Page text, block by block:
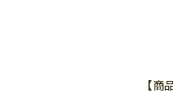
【